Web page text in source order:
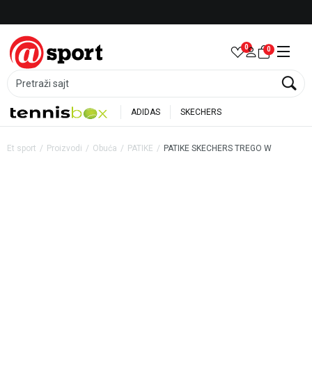
Pretraži sajt
0 0
ADIDAS SKECHERS
Et sport Proizvodi Obuća PATIKE PATIKE SKECHERS TREGO W